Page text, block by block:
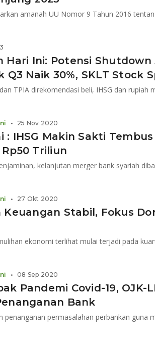
Hari Ini: Potensi Shutdown
Q3 Naik 30%, SKLT Stock
: IHSG Makin Sakti Tembus
Triliun
• 25 Nov 2020
Keuangan Stabil, Fokus
ekonomi terlihat mulai terjadi pada
• 27 Okt 2020
Pandemi Covid-19, OJK-
Bank
• 08 Sep 2020